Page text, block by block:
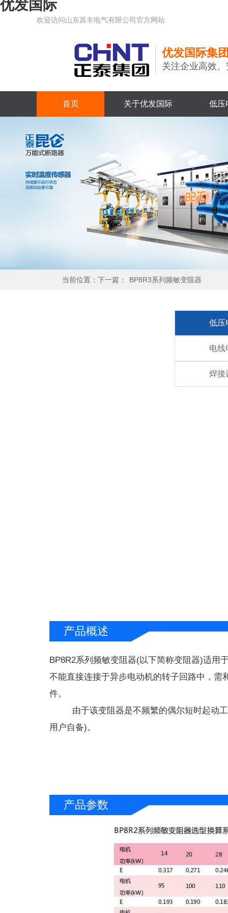
优发国际
欢迎访问山东菖丰电气有限公司官方网站
优发国际集
关注企业高效
首页 关于优发国际 低压
当前位置：下一篇： BP8R3系列频敏变阻器
低压
电线
焊接
产品概述
BP8R2系列频敏变阻器(以下简称变阻器)适用于电
不能直接连接于异步电动机的转子回路中，
件。
 由于该变阻器是不频繁的偶尔短时起动工
用户自备)。
产品参数